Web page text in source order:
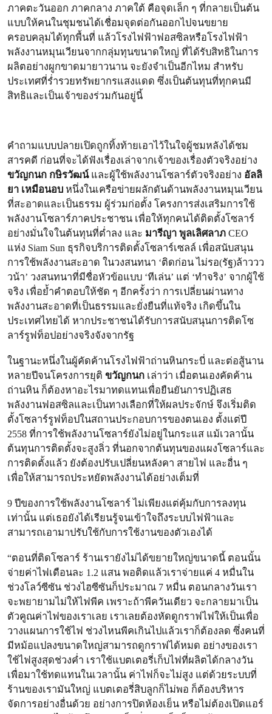
ภาคตะวันออก ภาคกลาง ภาคใต้ คือจุดเล็ก ๆ ที่กลายเป็นต้น
แบบให้คนในชุมชนได้เชื่อมจุดต่อกันออกไปจนขยาย
ครอบคลุมได้ทุกพื้นที่ แล้วโรงไฟฟ้าฟอสซิลหรือโรงไฟฟ้า
พลังงานหมุนเวียนจากกลุ่มทุนขนาดใหญ่ ที่ได้รับสิทธิในการ
ผลิตอย่างผูกขาดมายาวนาน จะยังจำเป็นอีกไหม สำหรับ
ประเทศที่ร่ำรวยทรัพยากรแสงแดด ซึ่งเป็นต้นทุนที่ทุกคนมี
สิทธิและเป็นเจ้าของร่วมกันอยู่นี้
คำถามแบบปลายเปิดถูกทิ้งท้ายเอาไว้ในใจผู้ชมหลังได้ชม
สารคดี ก่อนที่จะได้ฟังเรื่องเล่าจากเจ้าของเรื่องตัวจริงอย่าง
ขวัญกนก กษิรวัฒน์ และผู้ใช้พลังงานโซลาร์ตัวจริงอย่าง อัลลิ
ยา เหมือนอบ หนึ่งในเครือข่ายผลักดันด้านพลังงานหมุนเวียน
ที่สะอาดและเป็นธรรม ผู้ร่วมก่อตั้ง โครงการส่งเสริมการใช้
พลังงานโซลาร์ภาคประชาชน เพื่อให้ทุกคนได้ติดตั้งโซลาร์
อย่างมั่นใจในต้นทุนที่ต่ำลง และ มารีญา พูลเลิศลาภ CEO
แห่ง Siam Sun ธุรกิจบริการติดตั้งโซลาร์เซลล์ เพื่อสนับสนุน
การใช้พลังงานสะอาด ในวงสนทนา ‘ติดก่อน ไม่รอ(รัฐ)ล้าววว
วน้า’ วงสนทนาที่มีชื่อหัวข้อแบบ ‘ทีเล่น’ แต่ ‘ทำจริง’ จากผู้ใช้
จริง เพื่อย้ำคำตอบให้ชัด ๆ อีกครั้งว่า การเปลี่ยนผ่านทาง
พลังงานสะอาดที่เป็นธรรมและยั่งยืนที่แท้จริง เกิดขึ้นใน
ประเทศไทยได้ หากประชาชนได้รับการสนับสนุนการติดโซ
ลาร์รูฟท็อปอย่างจริงจังจากรัฐ
ในฐานะหนึ่งในผู้คัดค้านโรงไฟฟ้าถ่านหินกระบี่ และต่อสู้นาน
หลายปีจนโครงการยุติ ขวัญกนก เล่าว่า เมื่อตนเองคัดค้าน
ถ่านหิน ก็ต้องหาอะไรมาทดแทนเพื่อยืนยันการปฏิเสธ
พลังงานฟอสซิลและเป็นทางเลือกที่ให้ผลประจักษ์ จึงเริ่มติด
ตั้งโซลาร์รูฟท็อปในสถานประกอบการของตนเอง ตั้งแต่ปี
2558 ที่การใช้พลังงานโซลาร์ยังไม่อยู่ในกระแส แม้เวลานั้น
ต้นทุนการติดตั้งจะสูงลิ่ว ที่นอกจากต้นทุนของแผงโซลาร์และ
การติดตั้งแล้ว ยังต้องปรับเปลี่ยนหลังคา สายไฟ และอื่น ๆ
เพื่อให้สามารถประหยัดพลังงานได้อย่างเต็มที่
9 ปีของการใช้พลังงานโซลาร์ ไม่เพียงแต่คุ้มกับการลงทุน
เท่านั้น แต่เธอยังได้เรียนรู้จนเข้าใจถึงระบบไฟฟ้าและ
สามารถเอามาปรับใช้กับการใช้งานของตัวเองได้
“ตอนที่ติดโซลาร์ ร้านเรายังไม่ได้ขยายใหญ่ขนาดนี้ ตอนนั้น
จ่ายค่าไฟเดือนละ 1.2 แสน พอติดแล้วเราจ่ายแค่ 4 หมื่นใน
ช่วงโลว์ซีซัน ช่วงไฮซีซันก็ประมาณ 7 หมื่น ตอนกลางวันเรา
จะพยายามไม่ให้ไฟพีค เพราะถ้าพีควันเดียว จะกลายมาเป็น
ตัวคูณค่าไฟของเราเลย เราเลยต้องหัดดูกราฟไฟให้เป็นเพื่อ
วางแผนการใช้ไฟ ช่วงไหนพีคเกินไปแล้วเราก็ต้องลด ซึ่งคนที่
มีหม้อแปลงขนาดใหญ่สามารถดูกราฟได้หมด อย่างของเรา
ใช้ไฟสูงสุดช่วงค่ำ เราใช้แบตเตอรี่เก็บไฟที่ผลิตได้กลางวัน
เพื่อมาใช้ทดแทนในเวลานั้น ค่าไฟก็จะไม่สูง แต่ด้วยระบบที่
ร้านของเรามันใหญ่ แบตเตอรี่สิบลูกก็ไม่พอ ก็ต้องบริหาร
จัดการอย่างอื่นด้วย อย่างการปิดห้องเย็น หรือไม่ต้องเปิดแอร์